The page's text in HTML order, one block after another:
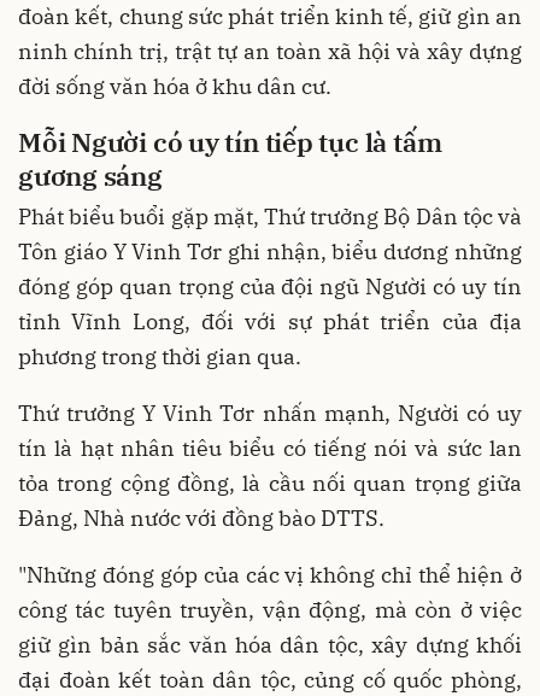
đoàn kết, chung sức phát triển kinh tế, giữ gìn an
ninh chính trị, trật tự an toàn xã hội và xây dựng
đời sống văn hóa ở khu dân cư.
Mỗi Người có uy tín tiếp tục là tấm
gương sáng
Phát biểu buổi gặp mặt, Thứ trưởng Bộ Dân tộc và
Tôn giáo Y Vinh Tơr ghi nhận, biểu dương những
đóng góp quan trọng của đội ngũ Người có uy tín
tỉnh Vĩnh Long, đối với sự phát triển của địa
phương trong thời gian qua.
Thứ trưởng Y Vinh Tơr nhấn mạnh, Người có uy
tín là hạt nhân tiêu biểu có tiếng nói và sức lan
tỏa trong cộng đồng, là cầu nối quan trọng giữa
Đảng, Nhà nước với đồng bào DTTS.
"Những đóng góp của các vị không chỉ thể hiện ở
công tác tuyên truyền, vận động, mà còn ở việc
giữ gìn bản sắc văn hóa dân tộc, xây dựng khối
đại đoàn kết toàn dân tộc, củng cố quốc phòng,